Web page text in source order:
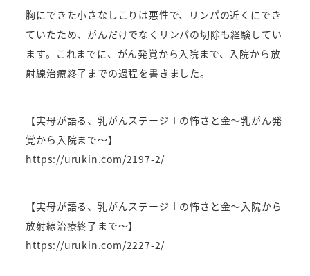
胸にできた小さなしこりは悪性で、リンパの近くにでき
ていたため、がんだけでなくリンパの切除も経験してい
ます。 これまでに、がん発覚から入院まで、入院から放
射線治療終了までの過程を書きました。
【実母が語る、乳がんステージⅠの怖さと金～乳がん発
覚から入院まで～】
https://urukin.com/2197-2/
【実母が語る、乳がんステージⅠの怖さと金～入院から
放射線治療終了まで～】
https://urukin.com/2227-2/